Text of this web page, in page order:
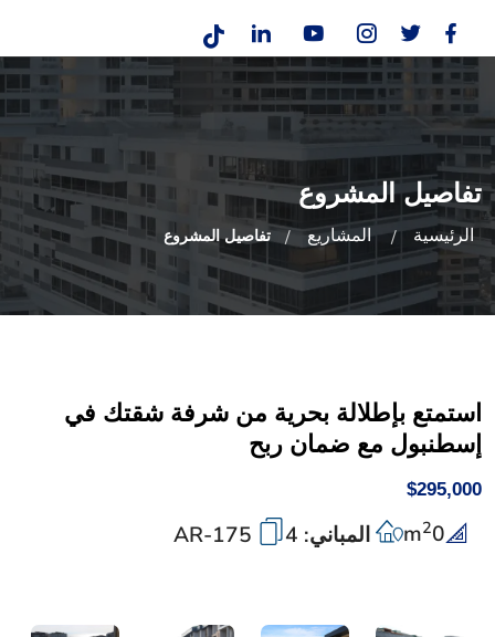
تفاصيل المشروع
الرئيسية المشاريع تفاصيل المشروع
استمتع بإطلالة بحرية من شرفة شقتك في
إسطنبول مع ضمان ربح
$295,000
0
m2 المباني: 4